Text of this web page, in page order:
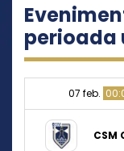
perioada
07 feb.
CSM